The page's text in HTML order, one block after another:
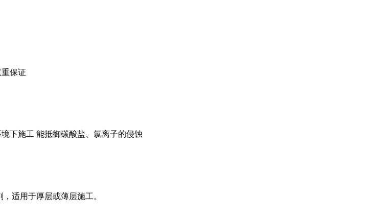
保证
下施工 能抵御碳酸盐、氯离子的侵蚀
适用于厚层或薄层施工。